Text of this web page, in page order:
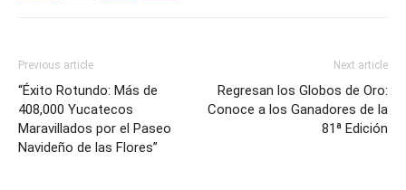
Previous article
“Éxito Rotundo: Más de
408,000 Yucatecos
Maravillados por el Paseo
Navideño de las Flores”
Next article
Regresan los Globos de Oro:
Conoce a los Ganadores de la
81ª Edición